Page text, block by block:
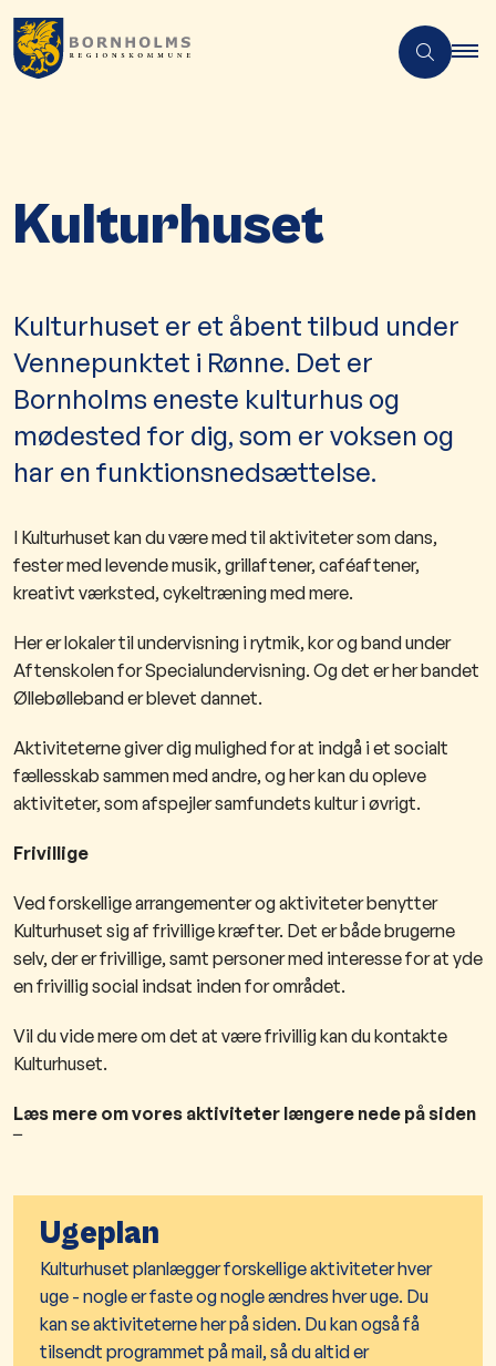
Kulturhuset
Kulturhuset er et åbent tilbud under
Vennepunktet i Rønne. Det er
Bornholms eneste kulturhus og
mødested for dig, som er voksen og
har en funktionsnedsættelse.
I Kulturhuset kan du være med til aktiviteter som dans,
fester med levende musik, grillaftener, caféaftener,
kreativt værksted, cykeltræning med mere.
Her er lokaler til undervisning i rytmik, kor og band under
Aftenskolen for Specialundervisning. Og det er her bandet
Øllebølleband er blevet dannet.
Aktiviteterne giver dig mulighed for at indgå i et socialt
fællesskab sammen med andre, og her kan du opleve
aktiviteter, som afspejler samfundets kultur i øvrigt.
Frivillige
Ved forskellige arrangementer og aktiviteter benytter
Kulturhuset sig af frivillige kræfter. Det er både brugerne
selv, der er frivillige, samt personer med interesse for at yde
en frivillig social indsat inden for området.​​
Vil du vide mere om det at være frivillig kan du kontakte
Kulturhuset​. ​
Læs mere om vores aktiviteter længere nede på siden
¯
Ugeplan
Kulturhuset planlægger forskellige aktiviteter hver
uge - nogle er faste og nogle ændres hver uge. Du
kan se aktiviteterne her på siden. Du kan også få
tilsendt programmet på mail, så du altid er